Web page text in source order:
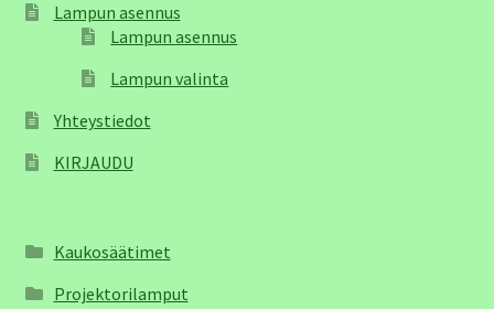
Lampun asennus
Lampun asennus
Lampun valinta
Yhteystiedot
KIRJAUDU
Kaukosäätimet
Projektorilamput